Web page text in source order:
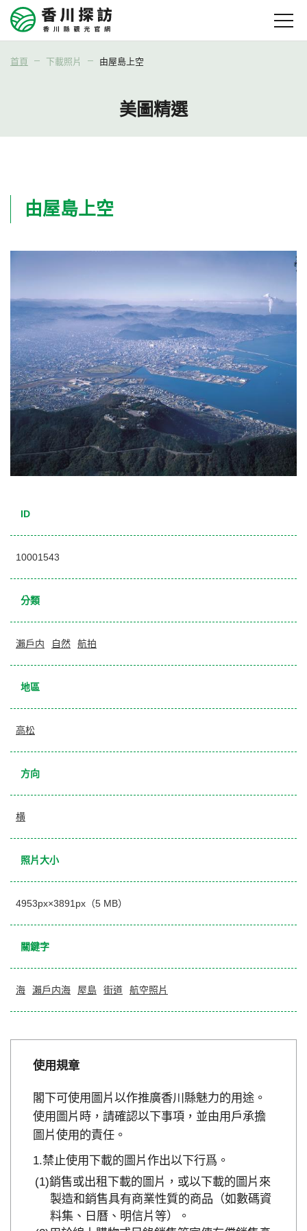
首頁 下載照片 由屋島上空
美圖精選
由屋島上空
ID
10001543
分類
瀨戶内 自然 航拍
地區
高松
方向
横
照片大小
4953px×3891px（5 MB）
關鍵字
海 瀨戶内海 屋島 街道 航空照片
使用規章
閣下可使用圖片以作推廣香川縣魅力的用途。
使用圖片時，請確認以下事項，並由用戶承擔
圖片使用的責任。
禁止使用下載的圖片作出以下行爲。
銷售或出租下載的圖片，或以下載的圖片來
製造和銷售具有商業性質的商品（如數碼資
料集、日曆、明信片等）。